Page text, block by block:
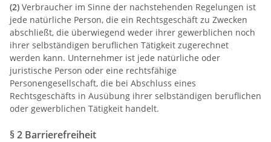
(2) Verbraucher im Sinne der nachstehenden Regelungen ist
jede natürliche Person, die ein Rechtsgeschäft zu Zwecken
abschließt, die überwiegend weder ihrer gewerblichen noch
ihrer selbständigen beruflichen Tätigkeit zugerechnet
werden kann. Unternehmer ist jede natürliche oder
juristische Person oder eine rechtsfähige
Personengesellschaft, die bei Abschluss eines
Rechtsgeschäfts in Ausübung ihrer selbständigen beruflichen
oder gewerblichen Tätigkeit handelt.
§ 2 Barrierefreiheit